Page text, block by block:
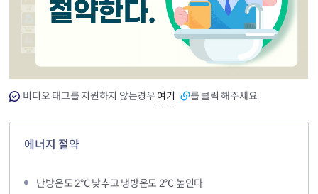
비디오 태그를 지원하지 않는경우 여기 를 클릭 해주세요.
에너지 절약
난방온도 2℃ 낮추고 냉방온도 2℃ 높인다